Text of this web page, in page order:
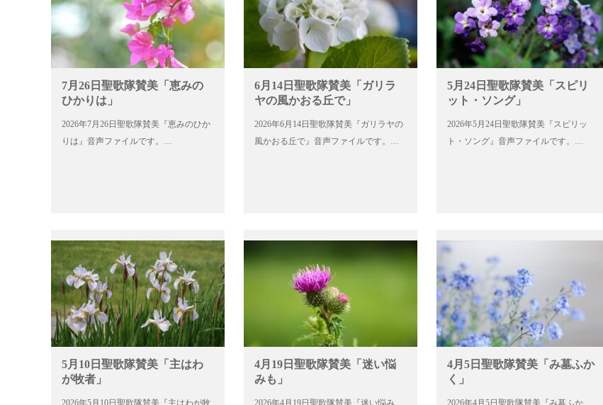
を
使
っ
て
く
だ
い。
7月26日聖歌隊賛美「恵みの
ひかりは」
2026年7月26日聖歌隊賛美『恵みのひか
りは』音声ファイルです。…
6月14日聖歌隊賛美「ガリラ
ヤの風かおる丘で」
2026年6月14日聖歌隊賛美『ガリラヤの
風かおる丘で』音声ファイルです。…
5月24日聖歌隊賛美「スピリ
ット・ソング」
2026年5月24日聖歌隊賛美『スピリッ
ト・ソング』音声ファイルです。…
5月10日聖歌隊賛美「主はわ
が牧者」
2026年5月10日聖歌隊賛美『主はわが牧
4月19日聖歌隊賛美「迷い悩
みも」
2026年4月19日聖歌隊賛美『迷い悩み
4月5日聖歌隊賛美「み墓ふか
く」
2026年4月5日聖歌隊賛美『み墓ふか